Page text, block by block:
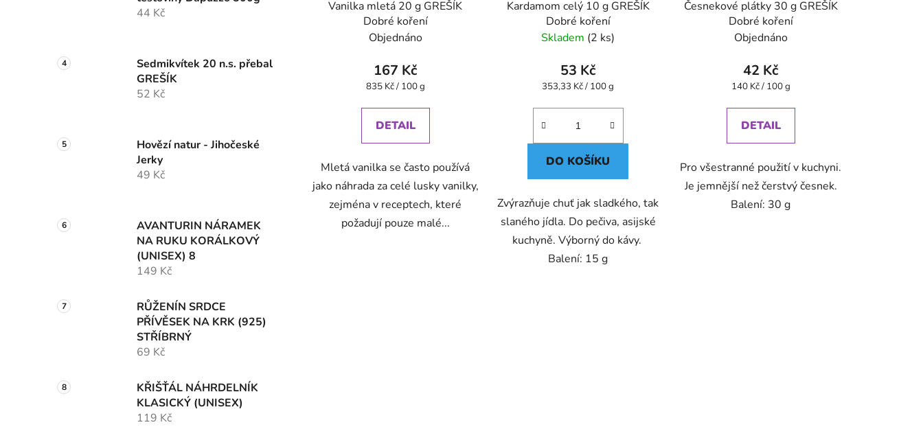
44 Kč
Sedmikvítek 20 n.s. přebal
GREŠÍK
52 Kč
Hovězí natur - Jihočeské
Jerky
49 Kč
AVANTURIN NÁRAMEK
NA RUKU KORÁLKOVÝ
(UNISEX) 8
149 Kč
RŮŽENÍN SRDCE
PŘÍVĚSEK NA KRK (925)
STŘÍBRNÝ
69 Kč
KŘIŠŤÁL NÁHRDELNÍK
KLASICKÝ (UNISEX)
119 Kč
Vanilka mletá 20 g GREŠÍK
Dobré koření
Objednáno
167 Kč
Měrná
835 Kč / 100 g
DETAIL
Mletá vanilka se často používá
jako náhrada za celé lusky vanilky,
zejména v receptech, které
požadují pouze malé...
Kardamom celý 10 g GREŠÍK
Dobré koření
Skladem (2 ks)
53 Kč
Měrná
353,33 Kč / 100 g
DO KOŠÍKU
Zvýrazňuje chuť jak sladkého, tak
slaného jídla. Do pečiva, asijské
kuchyně. Výborný do kávy.
Balení: 15 g
Česnekové plátky 30 g GREŠÍK
Dobré koření
Objednáno
42 Kč
Měrná
140 Kč / 100 g
DETAIL
Pro všestranné použití v kuchyni.
Je jemnější než čerstvý česnek.
Balení: 30 g